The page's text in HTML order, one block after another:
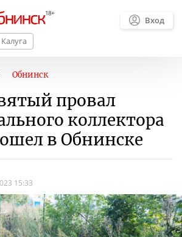
Калуга
Вход
Обнинск
провал
коллектора
в Обнинске
15:33